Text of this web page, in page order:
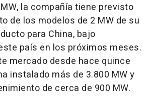
la compañía tiene previsto
de los modelos de 2 MW de su
para China, bajo
país en los próximos meses.
mercado desde hace quince
instalado más de 3.800 MW y
de cerca de 900 MW.